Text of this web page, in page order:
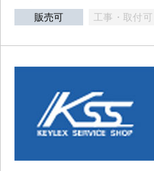
販売可 工事・取付可